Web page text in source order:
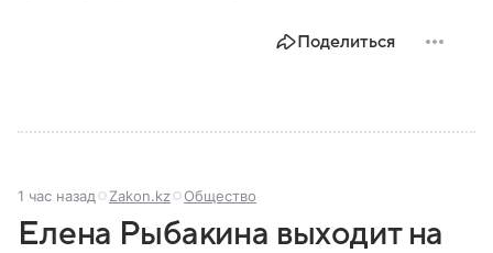
Поделиться
1 час назад Zakon.kz Общество
Елена Рыбакина выходит на